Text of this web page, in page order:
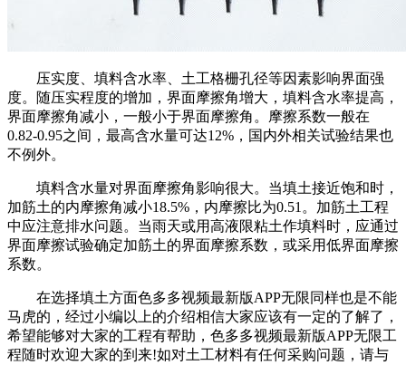
压实度、填料含水率、土工格栅孔径等因素影响界面强
度。随压实程度的增加，界面摩擦角增大，填料含水率提高，
界面摩擦角减小，一般小于界面摩擦角。摩擦系数一般在
0.82-0.95之间，最高含水量可达12%，国内外相关试验结果也
不例外。
填料含水量对界面摩擦角影响很大。当填土接近饱和时，
加筋土的内摩擦角减小18.5%，内摩擦比为0.51。加筋土工程
中应注意排水问题。当雨天或用高液限粘土作填料时，应通过
界面摩擦试验确定加筋土的界面摩擦系数，或采用低界面摩擦
系数。
在选择填土方面色多多视频最新版APP无限同样也是不能
马虎的，经过小编以上的介绍相信大家应该有一定的了解了，
希望能够对大家的工程有帮助，色多多视频最新版APP无限工
程随时欢迎大家的到来!如对土工材料有任何采购问题，请与